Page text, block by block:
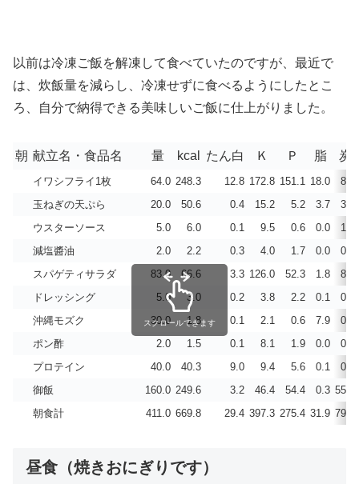
以前は冷凍ご飯を解凍して食べていたのですが、最近で
は、炊飯量を減らし、冷凍せずに食べるようにしたとこ
ろ、自分で納得できる美味しいご飯に仕上がりました。
朝 献立名・食品名 量 kcal たん白 Ｋ Ｐ 脂 炭
イワシフライ1枚 64.0 248.3 12.8 172.8 151.1 18.0
8.6
玉ねぎの天ぷら
20.0 50.6 0.4 15.2 5.2 3.7
3.8
ウスターソース
5.0 6.0 0.1 9.5 0.6 0.0
1.3
減塩醬油
2.0 2.2 0.3 4.0 1.7 0.0
0.3
スパゲティサラダ
83.0 66.6 3.3 126.0 52.3 1.8
8.9
ドレッシング
5.0 3.0 0.2 3.8 2.2 0.1
0.2
沖縄モズク
30.0 1.8 0.1 2.1 0.6 7.9
0.0
ポン酢
2.0 1.5 0.1 8.1 1.9 0.0
0.3
プロテイン
40.0 40.3 9.0 9.4 5.6 0.1
0.9
御飯
160.0 249.6 3.2 46.4 54.4 0.3 55.4
朝食計
411.0 669.8 29.4 397.3 275.4 31.9 79.6
スクロールできます
昼食（焼きおにぎりです）